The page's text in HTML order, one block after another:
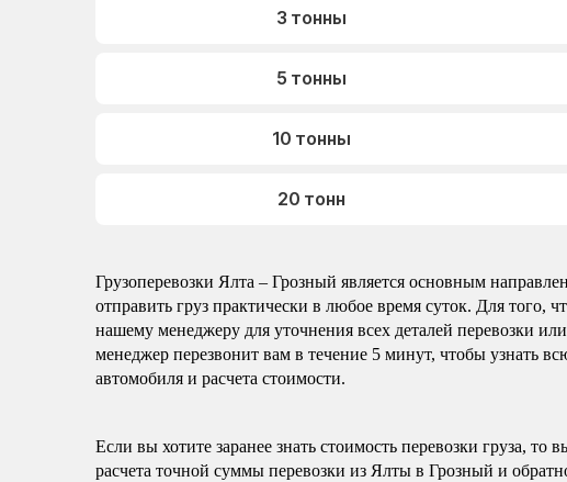
3 тонны
5 тонны
10 тонны
20 тонн
Грузоперевозки Ялта – Грозный является основным
отправить груз практически в любое время суток. Для того,
нашему менеджеру для уточнения всех деталей перевозки
менеджер перезвонит вам в течение 5 минут, чтобы узнать
автомобиля и расчета стоимости.
Если вы хотите заранее знать стоимость перевозки груза, то
расчета точной суммы перевозки из Ялты в Грозный и